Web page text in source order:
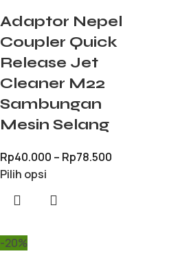
Adaptor Nepel
Coupler Quick
Release Jet
Cleaner M22
Sambungan
Mesin Selang
Rp40.000 – Rp78.500
Pilih opsi
-20%